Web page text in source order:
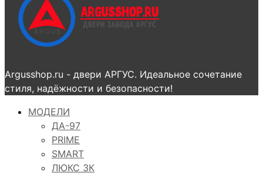
Argusshop.ru - двери АРГУС. Идеальное сочетание
стиля, надёжности и безопасности!
МОДЕЛИ
ДА-97
PRIME
SMART
ЛЮКС 3К